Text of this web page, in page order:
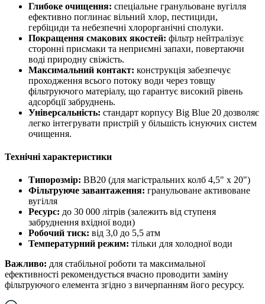
Глибоке очищення: спеціальне гранульоване вугілля
ефективно поглинає вільний хлор, пестициди,
гербіциди та небезпечні хлорорганічні сполуки.
Покращення смакових якостей: фільтр нейтралізує
сторонні присмаки та неприємні запахи, повертаючи
воді природну свіжість.
Максимальний контакт: конструкція забезпечує
проходження всього потоку води через товщу
фільтруючого матеріалу, що гарантує високий рівень
адсорбції забруднень.
Універсальність: стандарт корпусу Big Blue 20 дозволяє
легко інтегрувати пристрій у більшість існуючих систем
очищення.
Технічні характеристики
Типорозмір: BB20 (для магістральних колб 4,5" х 20")
Фільтруюче завантаження: гранульоване активоване
вугілля
Ресурс: до 30 000 літрів (залежить від ступеня
забруднення вхідної води)
Робочий тиск: від 3,0 до 5,5 атм
Температурний режим: тільки для холодної води
Важливо: для стабільної роботи та максимальної
ефективності рекомендується вчасно проводити заміну
фільтруючого елемента згідно з вичерпанням його ресурсу.